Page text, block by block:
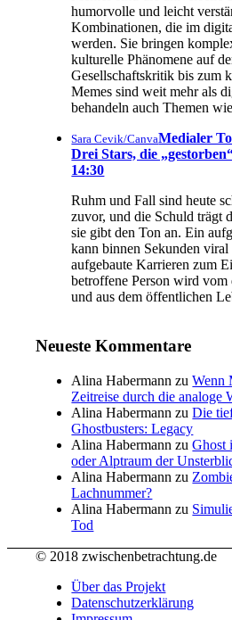
humorvolle und leicht
Kombinationen, die im
werden. Sie bringen
kulturelle Phänomene auf
Gesellschaftskritik bis zum
Memes sind weit mehr als
behandeln auch Themen
Sara Cevik/CanvaMedialer
Drei Stars, die
14:30
Ruhm und Fall sind heute
zuvor, und die Schuld trägt
sie gibt den Ton an. Ein
kann binnen Sekunden
aufgebaute Karrieren zum
betroffene Person wird
und aus dem öffentlichen
Neueste Kommentare
Alina Habermann zuWenn
Zeitreise durch die analoge
Alina Habermann zuDie
Ghostbusters: Legacy
Alina Habermann zuGhost
oder Alptraum der
Alina Habermann zu
Lachnummer?
Alina Habermann zu
Tod
© 2018 zwischenbetrachtung.de
Über das Projekt
Datenschutzerklärung